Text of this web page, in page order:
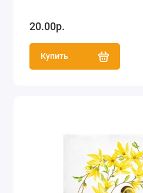
20.00р.
Купить